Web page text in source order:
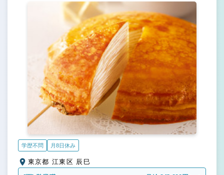
学歴不問 月8日休み
東京都 江東区 辰巳